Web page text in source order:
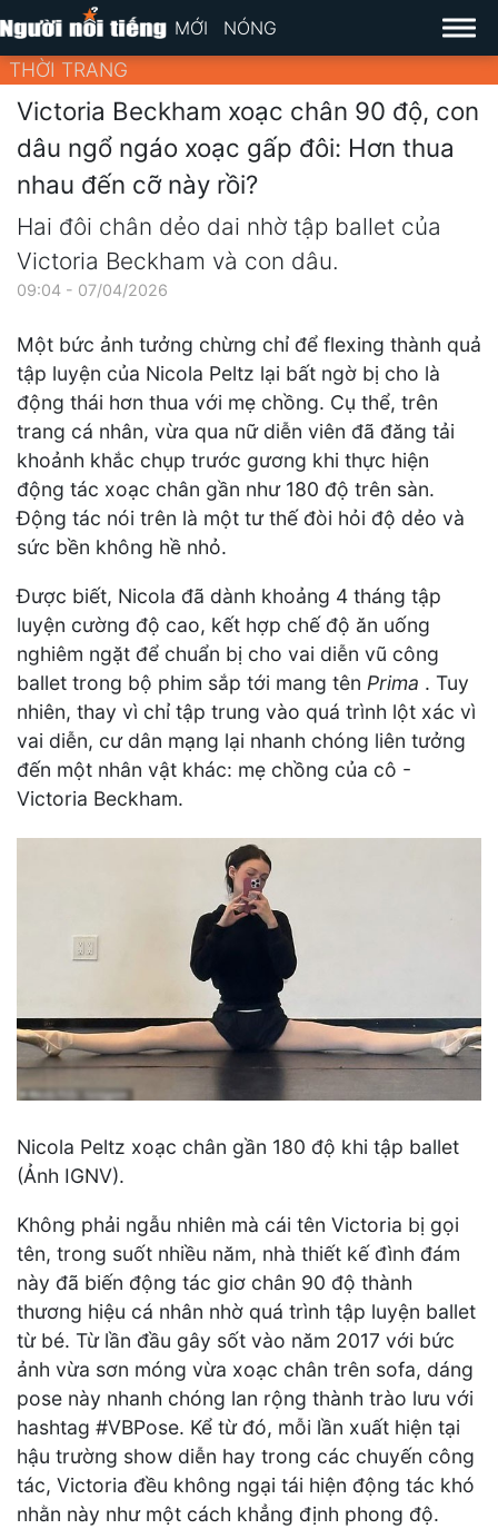
MỚI NÓNG
THỜI TRANG
Victoria Beckham xoạc chân 90 độ, con
dâu ngổ ngáo xoạc gấp đôi: Hơn thua
nhau đến cỡ này rồi?
Hai đôi chân dẻo dai nhờ tập ballet của
Victoria Beckham và con dâu.
09:04 - 07/04/2026
Một bức ảnh tưởng chừng chỉ để flexing thành quả
tập luyện của Nicola Peltz lại bất ngờ bị cho là
động thái hơn thua với mẹ chồng. Cụ thể, trên
trang cá nhân, vừa qua nữ diễn viên đã đăng tải
khoảnh khắc chụp trước gương khi thực hiện
động tác xoạc chân gần như 180 độ trên sàn.
Động tác nói trên là một tư thế đòi hỏi độ dẻo và
sức bền không hề nhỏ.
Được biết, Nicola đã dành khoảng 4 tháng tập
luyện cường độ cao, kết hợp chế độ ăn uống
nghiêm ngặt để chuẩn bị cho vai diễn vũ công
ballet trong bộ phim sắp tới mang tên Prima . Tuy
nhiên, thay vì chỉ tập trung vào quá trình lột xác vì
vai diễn, cư dân mạng lại nhanh chóng liên tưởng
đến một nhân vật khác: mẹ chồng của cô -
Victoria Beckham.
Nicola Peltz xoạc chân gần 180 độ khi tập ballet
(Ảnh IGNV).
Không phải ngẫu nhiên mà cái tên Victoria bị gọi
tên, trong suốt nhiều năm, nhà thiết kế đình đám
này đã biến động tác giơ chân 90 độ thành
thương hiệu cá nhân nhờ quá trình tập luyện ballet
từ bé. Từ lần đầu gây sốt vào năm 2017 với bức
ảnh vừa sơn móng vừa xoạc chân trên sofa, dáng
pose này nhanh chóng lan rộng thành trào lưu với
hashtag #VBPose. Kể từ đó, mỗi lần xuất hiện tại
hậu trường show diễn hay trong các chuyến công
tác, Victoria đều không ngại tái hiện động tác khó
nhằn này như một cách khẳng định phong độ.